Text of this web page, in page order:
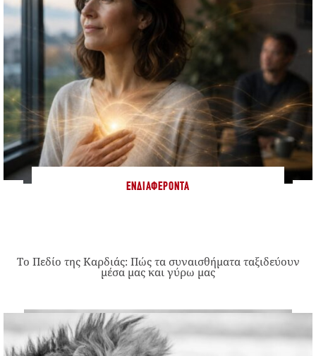
ΕΝΔΙΑΦΈΡΟΝΤΑ
Το Πεδίο της Καρδιάς: Πώς τα συναισθήματα ταξιδεύουν
μέσα μας και γύρω μας